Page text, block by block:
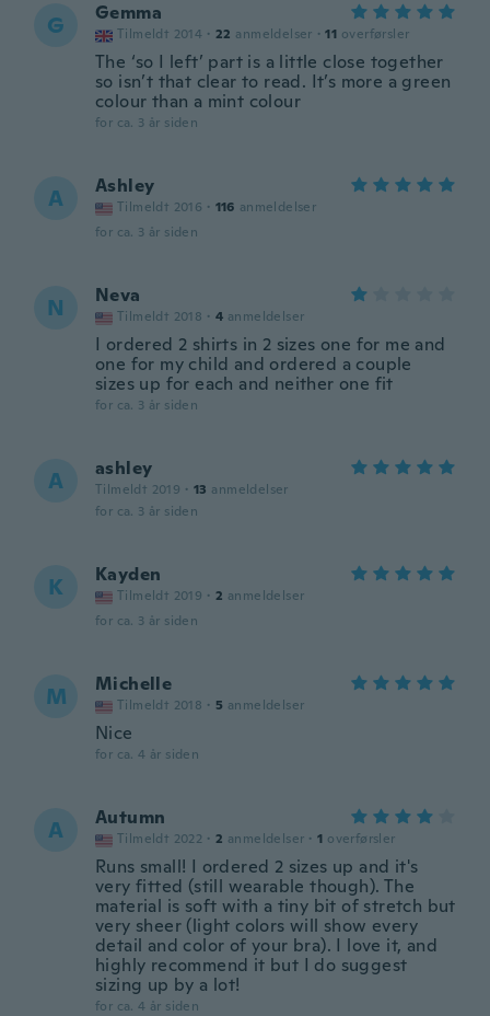
G Gemma
Tilmeldt 2014 · 22 anmeldelser · 11 overførsler
The ‘so I left’ part is a little close together
so isn’t that clear to read. It’s more a green
colour than a mint colour
for ca. 3 år siden
A Ashley
Tilmeldt 2016 · 116 anmeldelser
for ca. 3 år siden
N Neva
Tilmeldt 2018 · 4 anmeldelser
I ordered 2 shirts in 2 sizes one for me and
one for my child and ordered a couple
sizes up for each and neither one fit
for ca. 3 år siden
A ashley
Tilmeldt 2019 · 13 anmeldelser
for ca. 3 år siden
K Kayden
Tilmeldt 2019 · 2 anmeldelser
for ca. 3 år siden
M Michelle
Tilmeldt 2018 · 5 anmeldelser
Nice
for ca. 4 år siden
A Autumn
Tilmeldt 2022 · 2 anmeldelser · 1 overførsler
Runs small! I ordered 2 sizes up and it's
very fitted (still wearable though). The
material is soft with a tiny bit of stretch but
very sheer (light colors will show every
detail and color of your bra). I love it, and
highly recommend it but I do suggest
sizing up by a lot!
for ca. 4 år siden